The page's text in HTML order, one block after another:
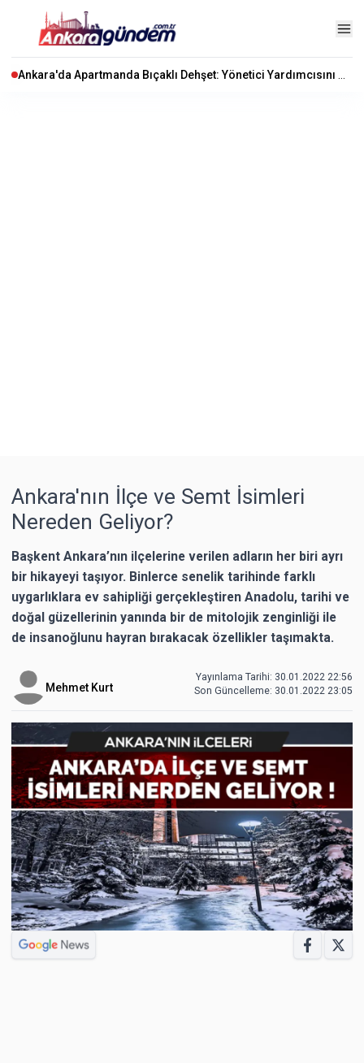
Ankara'nın İlçe ve Semt İsimleri
Nereden Geliyor?
Başkent Ankara’nın ilçelerine verilen adların her biri ayrı
bir hikayeyi taşıyor. Binlerce senelik tarihinde farklı
uygarlıklara ev sahipliği gerçekleştiren Anadolu, tarihi ve
doğal güzellerinin yanında bir de mitolojik zenginliği ile
de insanoğlunu hayran bırakacak özellikler taşımakta.
Mehmet Kurt
Yayınlama Tarihi: 30.01.2022 22:56
Son Güncelleme: 30.01.2022 23:05